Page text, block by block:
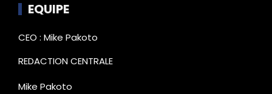
EQUIPE
CEO : Mike Pakoto
REDACTION CENTRALE
Mike Pakoto